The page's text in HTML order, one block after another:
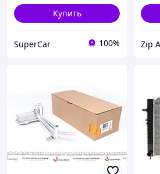
Купить
SuperCar 100%